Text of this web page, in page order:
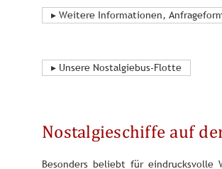
▸ Weitere Informationen,
▸ Unsere Nostalgiebus-Flotte
Nostalgieschiffe auf
Besonders beliebt für eindrucksvolle